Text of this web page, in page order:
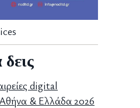
digital
& Ελλάδα 2026